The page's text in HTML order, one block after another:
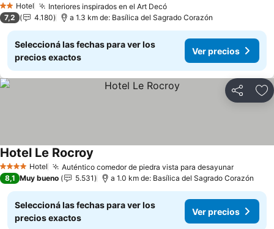
2 Estrellas
Hotel Interiores inspirados en el Art Decó
7,2 4.180 a 1.3 km de: Basílica del Sagrado Corazón
Seleccioná las fechas para ver los
precios exactos
Ver precios
Compartir
4 EstrellasHotel Auténtico comedor de piedra vista para desayunar
Hotel Le Rocroy
8,1 Muy bueno 5.531 a 1.0 km de: Basílica del Sagrado Corazón
Seleccioná las fechas para ver los
precios exactos
Ver precios